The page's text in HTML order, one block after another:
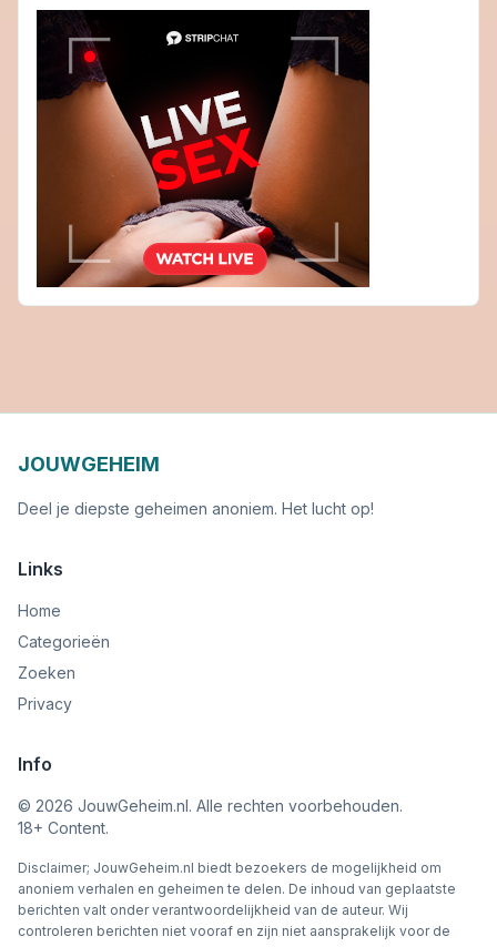
JOUWGEHEIM
Deel je diepste geheimen anoniem. Het lucht op!
Links
Home
Categorieën
Zoeken
Privacy
Info
© 2026 JouwGeheim.nl. Alle rechten voorbehouden.
18+ Content.
Disclaimer; JouwGeheim.nl biedt bezoekers de mogelijkheid om
anoniem verhalen en geheimen te delen. De inhoud van geplaatste
berichten valt onder verantwoordelijkheid van de auteur. Wij
controleren berichten niet vooraf en zijn niet aansprakelijk voor de